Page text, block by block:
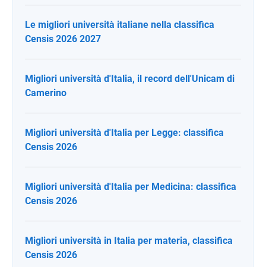
Le migliori università italiane nella classifica
Censis 2026 2027
Migliori università d'Italia, il record dell'Unicam di
Camerino
Migliori università d'Italia per Legge: classifica
Censis 2026
Migliori università d'Italia per Medicina: classifica
Censis 2026
Migliori università in Italia per materia, classifica
Censis 2026